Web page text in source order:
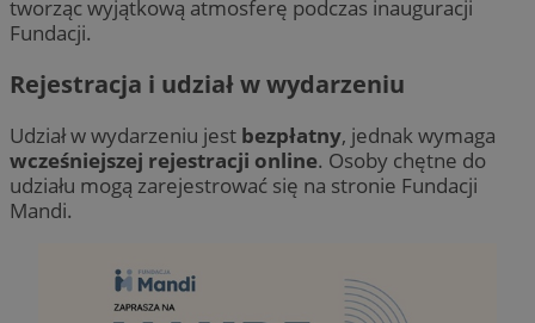
tworząc wyjątkową atmosferę podczas inauguracji
Fundacji.
Rejestracja i udział w wydarzeniu
Udział w wydarzeniu jest bezpłatny, jednak wymaga
wcześniejszej rejestracji online. Osoby chętne do
udziału mogą zarejestrować się na stronie Fundacji
Mandi.